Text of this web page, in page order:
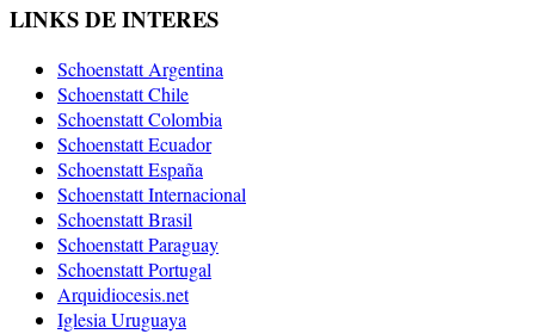
LINKS DE INTERES
Schoenstatt Argentina
Schoenstatt Chile
Schoenstatt Colombia
Schoenstatt Ecuador
Schoenstatt España
Schoenstatt Internacional
Schoenstatt Brasil
Schoenstatt Paraguay
Schoenstatt Portugal
Arquidiocesis.net
Iglesia Uruguaya